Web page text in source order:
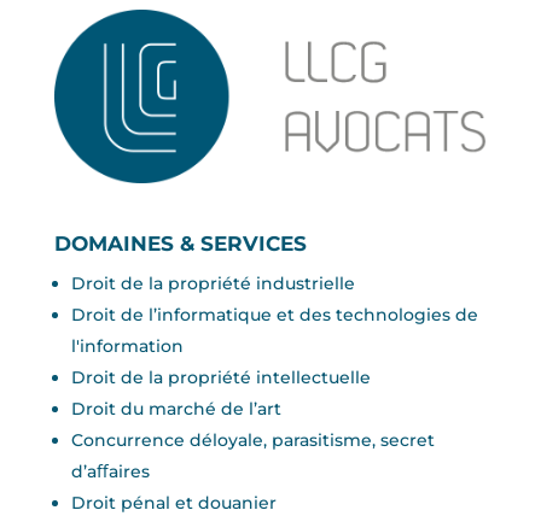
DOMAINES & SERVICES
Droit de la propriété industrielle
Droit de l’informatique et des technologies de
l'information
Droit de la propriété intellectuelle
Droit du marché de l’art
Concurrence déloyale, parasitisme, secret
d’aﬀaires
Droit pénal et douanier